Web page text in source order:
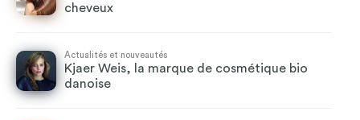
cheveux
Actualités et nouveautés
Kjaer Weis, la marque de cosmétique bio
danoise